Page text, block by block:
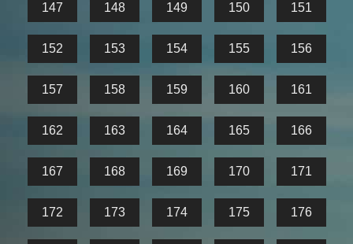
147 148 149 150 151
152 153 154 155 156
157 158 159 160 161
162 163 164 165 166
167 168 169 170 171
172 173 174 175 176